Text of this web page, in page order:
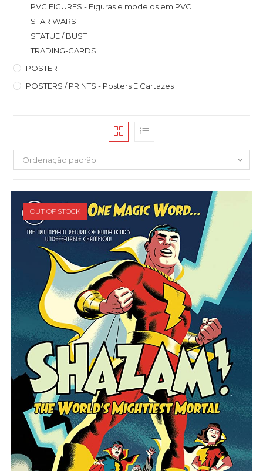
PVC FIGURES - Figuras e modelos em PVC
STAR WARS
STATUE / BUST
TRADING-CARDS
POSTER
POSTERS / PRINTS - Posters E Cartazes
Ordenação padrão
OUT OF STOCK